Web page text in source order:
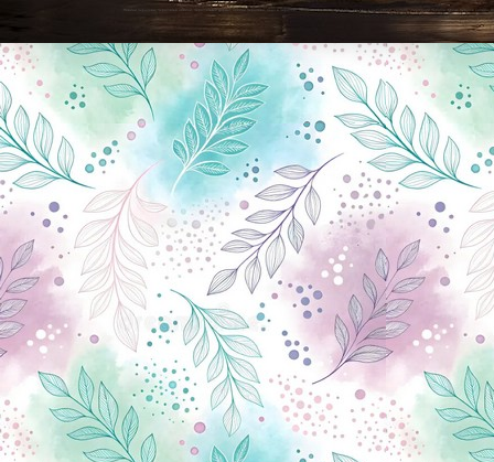
Новини Чернігова, Чернігівські новини, Чернігівський формат, новини Чернігова, події в Чернігові: політика, економіка, аналітика, культура, відеоновини, екологія, спортивний Чернігів, туризм, Чернігів